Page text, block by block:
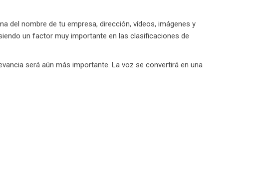
del nombre de tu empresa, dirección, vídeos, imágenes y
un factor muy importante en las clasificaciones de
será aún más importante. La voz se convertirá en una